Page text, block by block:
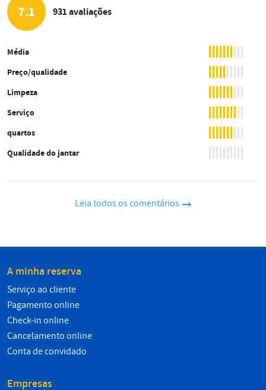
7.1 931 avaliações
Média
Preço/qualidade
Limpeza
Serviço
quartos
Qualidade do jantar
Leia todos os comentários
A minha reserva
Serviço ao cliente
Pagamento online
Check-in online
Cancelamento online
Conta de convidado
Empresas